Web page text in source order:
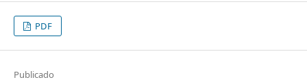
PDF
Publicado